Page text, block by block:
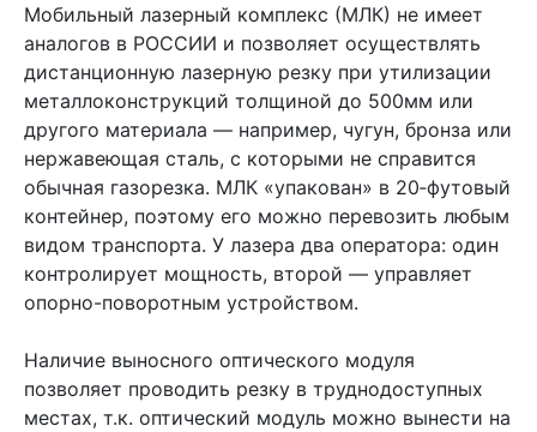
Мобильный лазерный комплекс (МЛК) не имеет
аналогов в РОССИИ и позволяет осуществлять
дистанционную лазерную резку при утилизации
металлоконструкций толщиной до 500мм или
другого материала — например, чугун, бронза или
нержавеющая сталь, с которыми не справится
обычная газорезка. МЛК «упакован» в 20‑футовый
контейнер, поэтому его можно перевозить любым
видом транспорта. У лазера два оператора: один
контролирует мощность, второй — управляет
опорно-­поворотным устройством.
Наличие выносного оптического модуля
позволяет проводить резку в труднодоступных
местах, т.к. оптический модуль можно вынести на